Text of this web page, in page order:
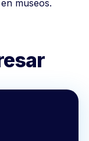
museos.